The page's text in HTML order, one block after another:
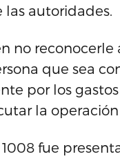
las autoridades.
no
que sea
por los
la operación
fue